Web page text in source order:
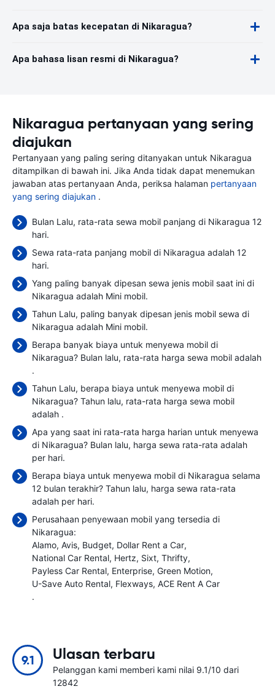
Apa saja batas kecepatan di Nikaragua?
Apa bahasa lisan resmi di Nikaragua?
Nikaragua pertanyaan yang sering
diajukan
Pertanyaan yang paling sering ditanyakan untuk Nikaragua
ditampilkan di bawah ini. Jika Anda tidak dapat menemukan
jawaban atas pertanyaan Anda, periksa halaman pertanyaan
yang sering diajukan .
Bulan Lalu, rata-rata sewa mobil panjang di Nikaragua 12
hari.
Sewa rata-rata panjang mobil di Nikaragua adalah 12
hari.
Yang paling banyak dipesan sewa jenis mobil saat ini di
Nikaragua adalah Mini mobil.
Tahun Lalu, paling banyak dipesan jenis mobil sewa di
Nikaragua adalah Mini mobil.
Berapa banyak biaya untuk menyewa mobil di
Nikaragua? Bulan lalu, rata-rata harga sewa mobil adalah
.
Tahun Lalu, berapa biaya untuk menyewa mobil di
Nikaragua? Tahun lalu, rata-rata harga sewa mobil
adalah .
Apa yang saat ini rata-rata harga harian untuk menyewa
di Nikaragua? Bulan lalu, harga sewa rata-rata adalah
per hari.
Berapa biaya untuk menyewa mobil di Nikaragua selama
12 bulan terakhir? Tahun lalu, harga sewa rata-rata
adalah per hari.
Perusahaan penyewaan mobil yang tersedia di
Nikaragua:
Alamo Avis Budget Dollar Rent a Car
National Car Rental Hertz Sixt Thrifty
Payless Car Rental Enterprise Green Motion
U-Save Auto Rental Flexways ACE Rent A Car
.
9.1 Ulasan terbaru
Pelanggan kami memberi kami nilai 9.1/10 dari
12842